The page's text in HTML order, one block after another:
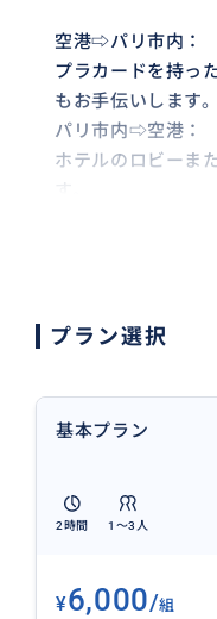
空港⇨パリ市内：
プラカードを持っ
もお手伝いします。
パリ市内⇨空港：
ホテルのロビーま
す。
プラン選択
基本プラン
2時間 1〜3人
¥6,000/組